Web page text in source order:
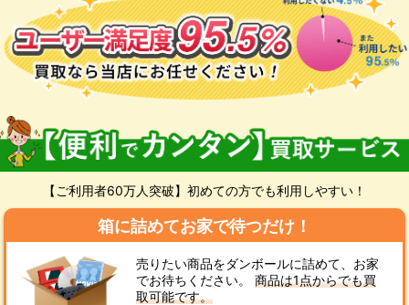
【ご利用者60万人突破】初めての方でも利用しやすい！
箱に詰めてお家で待つだけ！
売りたい商品をダンボールに詰めて、お家
でお待ちください。商品は1点からでも買
取可能です。